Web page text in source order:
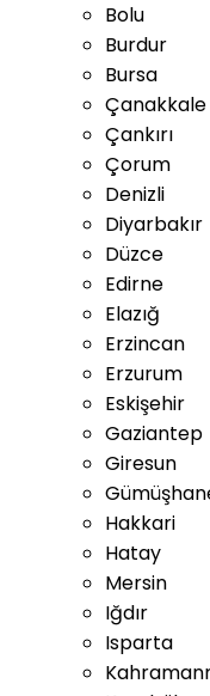
Bolu
Burdur
Bursa
Çanakkale
Çankırı
Çorum
Denizli
Diyarbakır
Düzce
Edirne
Elazığ
Erzincan
Erzurum
Eskişehir
Gaziantep
Giresun
Hakkari
Hatay
Mersin
Iğdır
Isparta